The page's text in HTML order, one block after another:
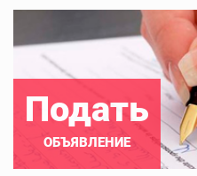
Подать
ОБЪЯВЛЕНИЕ